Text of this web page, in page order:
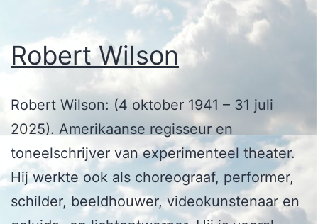
Robert Wilson
Robert Wilson: (4 oktober 1941 – 31 juli
2025). Amerikaanse regisseur en
toneelschrijver van experimenteel theater.
Hij werkte ook als choreograaf, performer,
schilder, beeldhouwer, videokunstenaar en